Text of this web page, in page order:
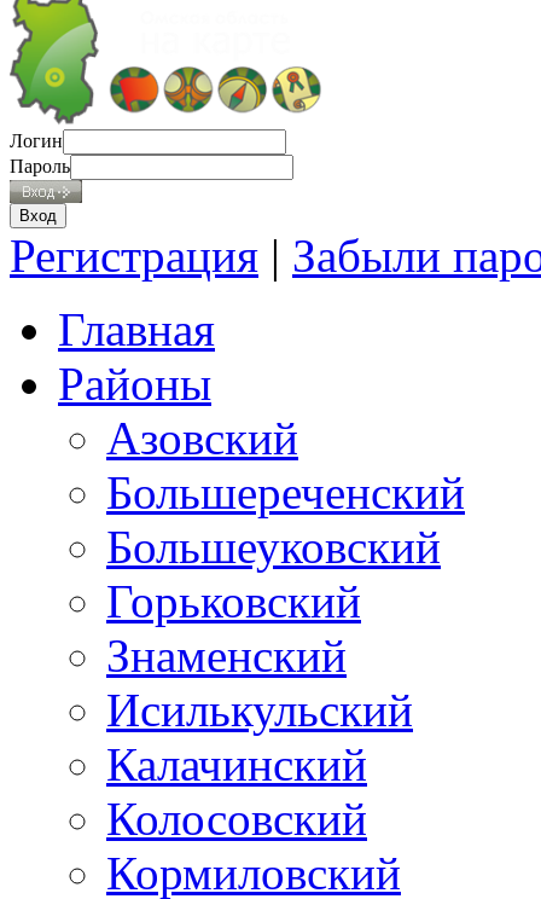
Логин
Пароль
Регистрация | Забыли
Главная
Районы
Азовский
Большереченский
Большеуковский
Горьковский
Знаменский
Исилькульский
Калачинский
Колосовский
Кормиловский